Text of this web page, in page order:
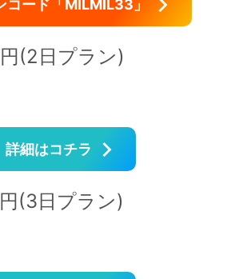
コード「MILMIL33」
(2日プラン)
詳細はコチラ
(3日プラン)